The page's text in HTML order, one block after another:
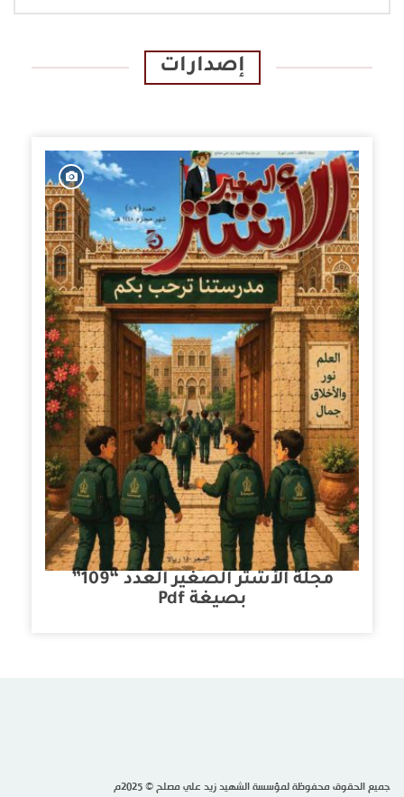
إصدارات
مجلة الأشتر الصغير العدد “109”
بصيغة Pdf
جميع الحقوق محفوظة لمؤسسة الشهيد زيد علي مصلح © 2025م